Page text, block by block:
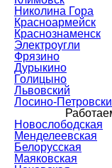
Николина Гора
Красноармейск
Краснознаменск
Электроугли
Фрязино
Дурыкино
Голицыно
Львовский
Лосино-
Новослободская
Менделеевская
Белорусская
Маяковская